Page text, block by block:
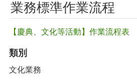
業務標準作業流程‭
【慶典、文化等活動】作業流程表
類別
文化業務